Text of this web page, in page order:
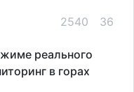
2540 36
реального
в горах